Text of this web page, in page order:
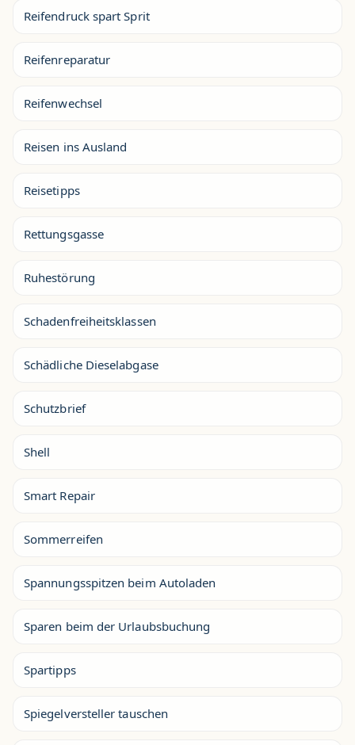
Reifendruck spart Sprit
Reifenreparatur
Reifenwechsel
Reisen ins Ausland
Reisetipps
Rettungsgasse
Ruhestörung
Schadenfreiheitsklassen
Schädliche Dieselabgase
Schutzbrief
Shell
Smart Repair
Sommerreifen
Spannungsspitzen beim Autoladen
Sparen beim der Urlaubsbuchung
Spartipps
Spiegelversteller tauschen